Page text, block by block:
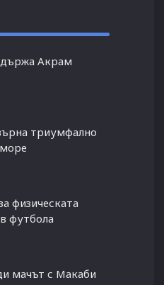
Акрам
триумфално
физическата
футбола
мачът с Макаби